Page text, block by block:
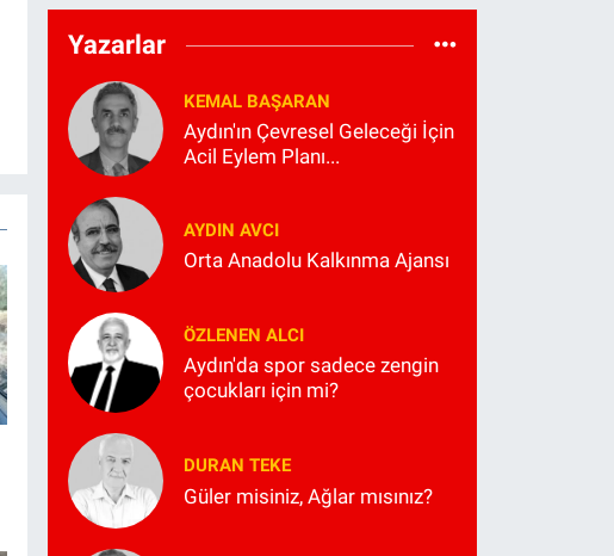
Yazarlar
KEMAL BAŞARAN
Aydın'ın Çevresel Geleceği İçin
Acil Eylem Planı...
AYDIN AVCI
Orta Anadolu Kalkınma Ajansı
ÖZLENEN ALCI
Aydın'da spor sadece zengin
çocukları için mi?
DURAN TEKE
Güler misiniz, Ağlar mısınız?